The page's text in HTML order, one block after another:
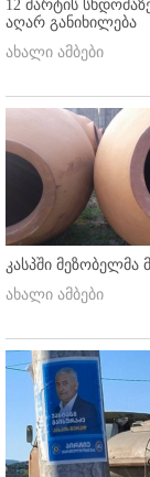
12 მარტის
აღარ განიხილება
ახალი ამბები
კასპში მეზობელმა
ახალი ამბები